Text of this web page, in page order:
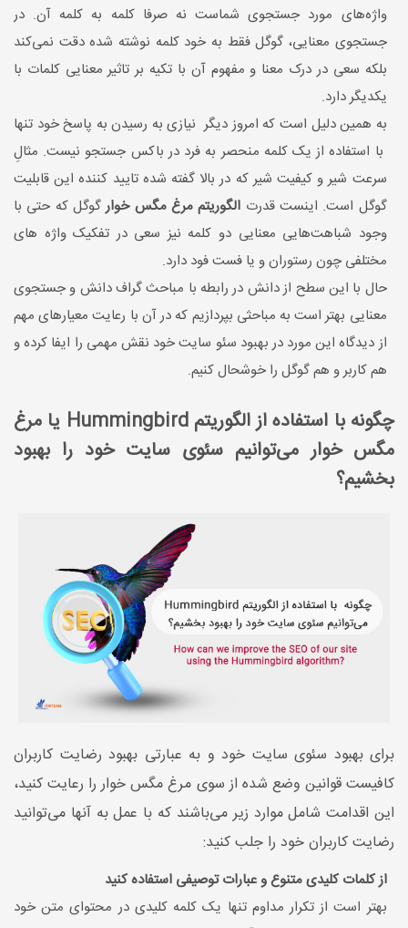
واژه‌های مورد جستجوی شماست نه صرفا کلمه به کلمه آن. در
جستجوی معنایی، گوگل فقط به خود کلمه نوشته شده دقت نمی‌کند
بلکه سعی در درک معنا و مفهوم آن با تکیه بر تاثیر معنایی کلمات با
یکدیگر دارد.
به همین دلیل است که امروز دیگر نیازی به رسیدن به پاسخ خود تنها
با استفاده از یک کلمه منحصر به فرد در باکس جستجو نیست. مثالِ
سرعت شیر و کیفیت شیر که در بالا گفته شده تایید کننده این قابلیت
گوگل است. اینست قدرت الگوریتم مرغ مگس خوارگوگل که حتی با
وجود شباهت‌هایی معنایی دو کلمه نیز سعی در تفکیک واژه های
مختلفی چون رستوران و یا فست فود دارد.
حال با این سطح از دانش در رابطه با مباحث گراف دانش و جستجوی
معنایی بهتر است به مباحثی بپردازیم که در آن با رعایت معیارهای مهم
از دیدگاه این مورد در بهبود سئو سایت خود نقش مهمی را ایفا کرده و
هم کاربر و هم گوگل را خوشحال کنیم.
چگونه با استفاده از الگوریتم Hummingbird یا مرغ
مگس خوار می‌توانیم سئوی سایت خود را بهبود
بخشیم؟
برای بهبود سئوی سایت خود و به عبارتی بهبود رضایت کاربران
کافیست قوانین وضع شده از سوی مرغ مگس خوار را رعایت کنید،
این اقدامت شامل موارد زیر می‌باشند که با عمل به آنها می‌توانید
رضایت کاربران خود را جلب کنید:
از کلمات کلیدی متنوع و عبارات توصیفی استفاده کنید
بهتر است از تکرار مداوم تنها یک کلمه کلیدی در محتوای متن خود